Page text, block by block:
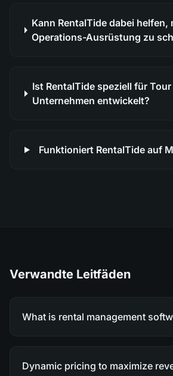
Kann RentalTide dabei helfen,
Operations-Ausrüstung zu
Ist RentalTide speziell für
Unternehmen entwickelt?
Funktioniert RentalTide auf
Verwandte Leitfäden
What is rental management
Dynamic pricing to maximize